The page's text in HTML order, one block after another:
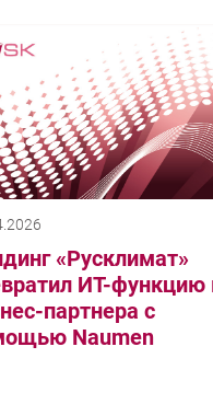
«Русклимат»
ИТ-функцию
партнера с
Naumen